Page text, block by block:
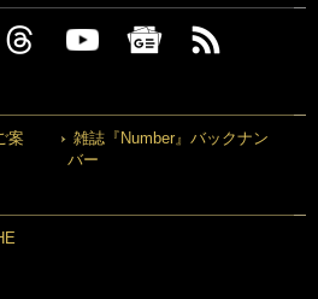
案
雑誌『Number』バックナン
バー